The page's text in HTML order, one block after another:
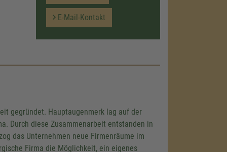
E-Mail-Kontakt
gegründet. Hauptaugenmerk lag auf der
Durch diese Zusammenarbeit entstanden in
das Unternehmen neue Firmenräume im
Firma die Möglichkeit, ein eigenes
laden!